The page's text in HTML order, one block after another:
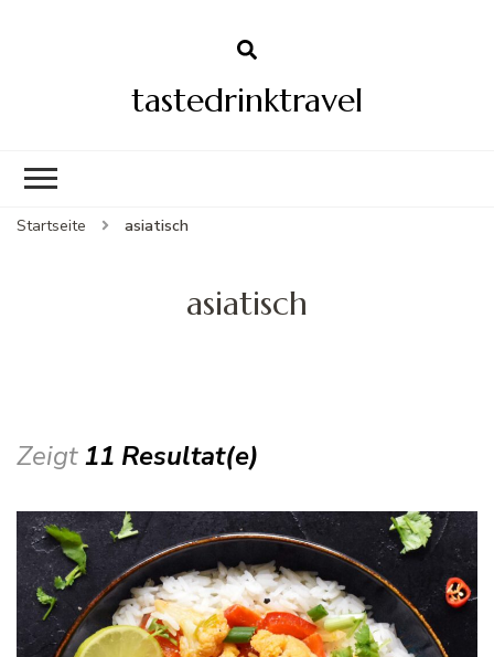
tastedrinktravel
Startseite asiatisch
asiatisch
Zeigt11 Resultat(e)